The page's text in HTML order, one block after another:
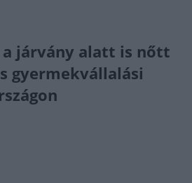
járvány alatt is nőtt
gyermekvállalási